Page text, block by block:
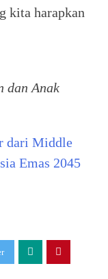
kita harapkan
dan Anak
dari Middle
Emas 2045